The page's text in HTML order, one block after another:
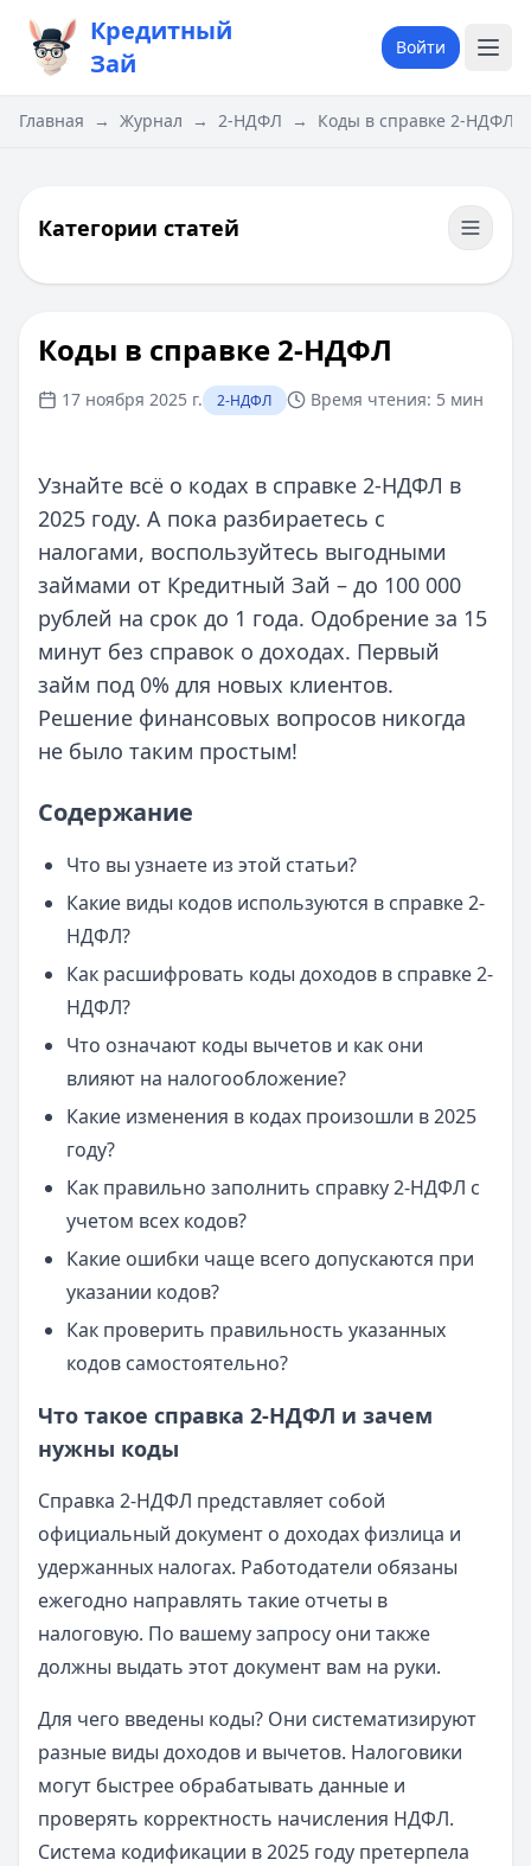
Кредитный
Зай
Войти
Главная → Журнал → 2-НДФЛ → Коды в справке 2-НДФЛ
Категории статей
Коды в справке 2-НДФЛ
17 ноября 2025 г. 2-НДФЛ Время чтения: 5 мин
Узнайте всё о кодах в справке 2-НДФЛ в
2025 году. А пока разбираетесь с
налогами, воспользуйтесь выгодными
займами от Кредитный Зай – до 100 000
рублей на срок до 1 года. Одобрение за 15
минут без справок о доходах. Первый
займ под 0% для новых клиентов.
Решение финансовых вопросов никогда
не было таким простым!
Содержание
Что вы узнаете из этой статьи?
Какие виды кодов используются в справке 2-
НДФЛ?
Как расшифровать коды доходов в справке 2-
НДФЛ?
Что означают коды вычетов и как они
влияют на налогообложение?
Какие изменения в кодах произошли в 2025
году?
Как правильно заполнить справку 2-НДФЛ с
учетом всех кодов?
Какие ошибки чаще всего допускаются при
указании кодов?
Как проверить правильность указанных
кодов самостоятельно?
Что такое справка 2-НДФЛ и зачем
нужны коды
Справка 2-НДФЛ представляет собой
официальный документ о доходах физлица и
удержанных налогах. Работодатели обязаны
ежегодно направлять такие отчеты в
налоговую. По вашему запросу они также
должны выдать этот документ вам на руки.
Для чего введены коды? Они систематизируют
разные виды доходов и вычетов. Налоговики
могут быстрее обрабатывать данные и
проверять корректность начисления НДФЛ.
Система кодификации в 2025 году претерпела